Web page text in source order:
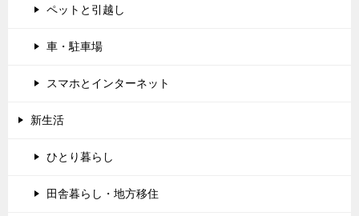
ペットと引越し
車・駐車場
スマホとインターネット
新生活
ひとり暮らし
田舎暮らし・地方移住